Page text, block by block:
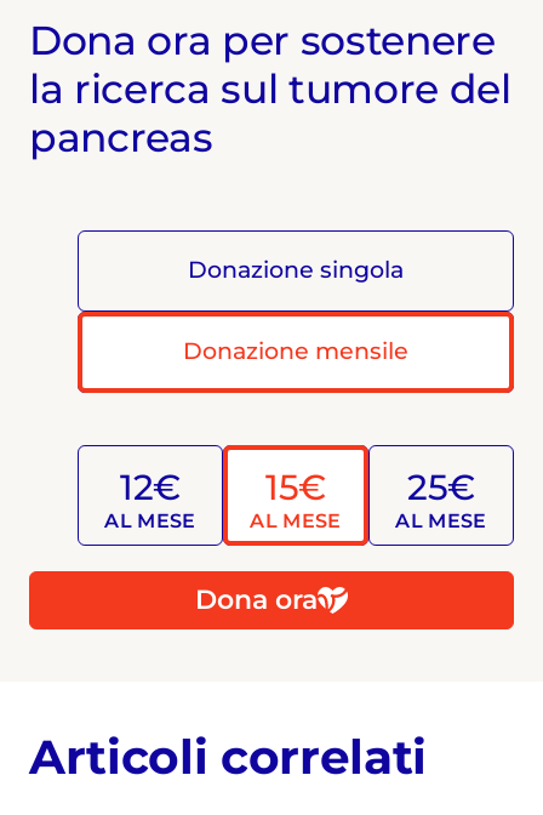
Dona ora per sostenere
la ricerca sul tumore del
pancreas
Donazione singola
Donazione mensile
12€
AL MESE
15€
AL MESE
25€
AL MESE
Dona ora
Articoli correlati